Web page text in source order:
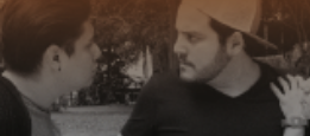
Skip
content